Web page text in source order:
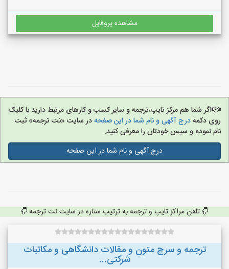
مشاهده پروفایل
اگر شما هم مرکز تایپ،ترجمه و سایر کسب و کارهای مرتبط دارید با کلیک
روی دکمهدرج آگهی و نام شما در این صفحهدر سایت «نت ترجمه» ثبت
نام نموده و سپس خودتان را معرفی کنید.
درج آگهی و نام شما در این صفحه
تلفن مراکز تایپ و ترجمه به ترتیب ستاره در سایت نت ترجمه
ترجمه و سرچ متون و مقالات دانشگاهی و مکاتبات
شرکتی...